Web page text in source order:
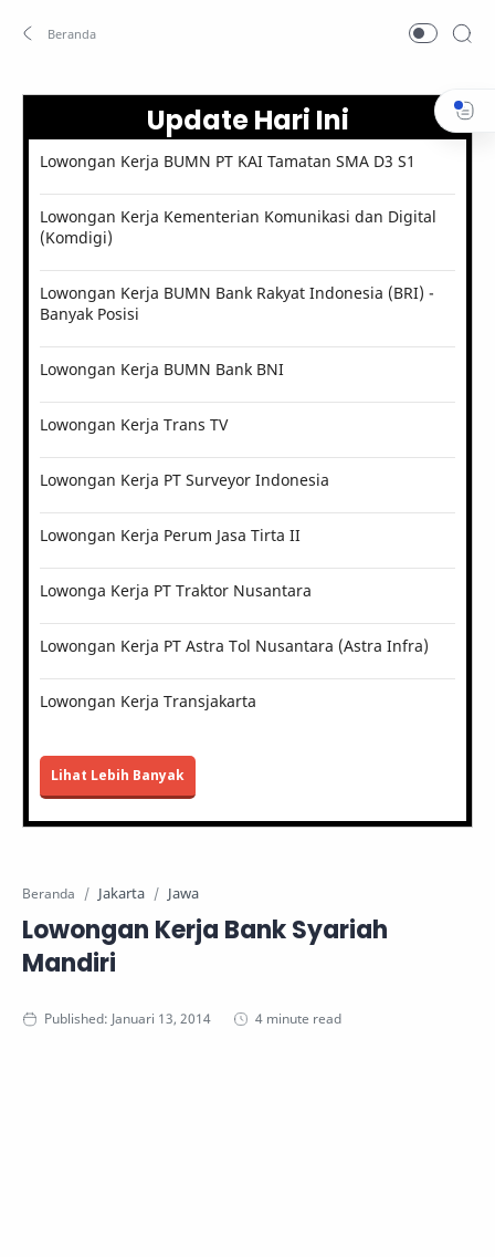
Update Hari Ini
Lowongan Kerja BUMN PT KAI Tamatan SMA D3 S1
Lowongan Kerja Kementerian Komunikasi dan Digital
(Komdigi)
Lowongan Kerja BUMN Bank Rakyat Indonesia (BRI) -
Banyak Posisi
Lowongan Kerja BUMN Bank BNI
Lowongan Kerja Trans TV
Lowongan Kerja PT Surveyor Indonesia
Lowongan Kerja Perum Jasa Tirta II
Lowonga Kerja PT Traktor Nusantara
Lowongan Kerja PT Astra Tol Nusantara (Astra Infra)
Lowongan Kerja Transjakarta
Lihat Lebih Banyak
Beranda Jakarta Jawa
Lowongan Kerja Bank Syariah
Mandiri
4 minute read